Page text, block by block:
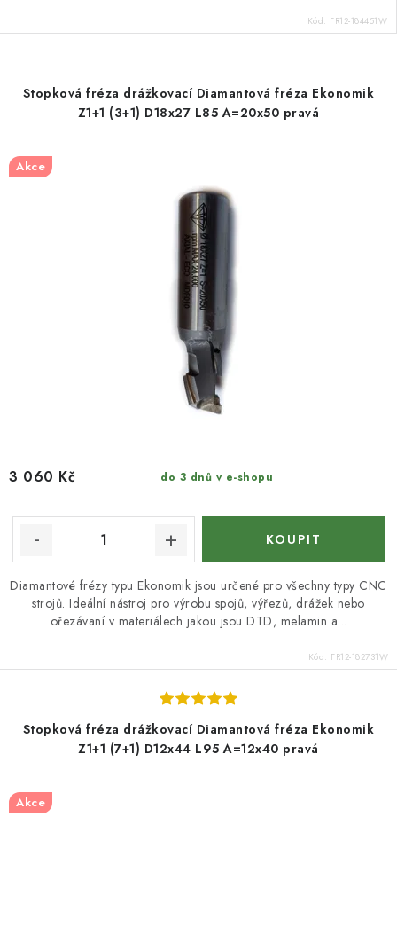
Kód: FR12-184451W
Stopková fréza drážkovací Diamantová fréza Ekonomik
Z1+1 (3+1) D18x27 L85 A=20x50 pravá
Akce
do 3 dnů v e-shopu
3 060 Kč
Diamantové frézy typu Ekonomik jsou určené pro všechny typy CNC
strojů. Ideální nástroj pro výrobu spojů, výřezů, drážek nebo
ořezávaní v materiálech jakou jsou DTD, melamin a...
Kód: FR12-182731W
Stopková fréza drážkovací Diamantová fréza Ekonomik
Z1+1 (7+1) D12x44 L95 A=12x40 pravá
Akce